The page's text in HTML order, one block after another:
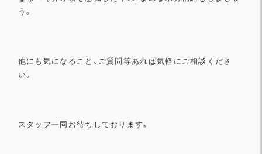
う。
他にも気になること、ご質問等あれば気軽にご相談くださ
い。
スタッフ一同お待ちしております。